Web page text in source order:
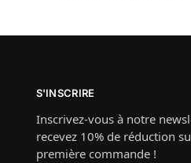
S'INSCRIRE
Inscrivez-vous à notre
recevez 10% de réduction
première commande !